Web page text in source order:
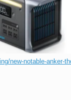
new-notable-anker-